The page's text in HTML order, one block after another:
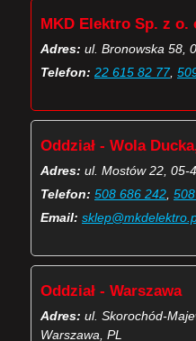
MKD Elektro Sp. z o.
Adres: ul. Bronowska 58,
Telefon: 22 615 82 77,
Oddział - Wola
Adres: ul. Mostów 22, 05-
Telefon: 508 686 242
Email:
Oddział - Warszawa
Adres: ul. Skorochód-
Warszawa, PL